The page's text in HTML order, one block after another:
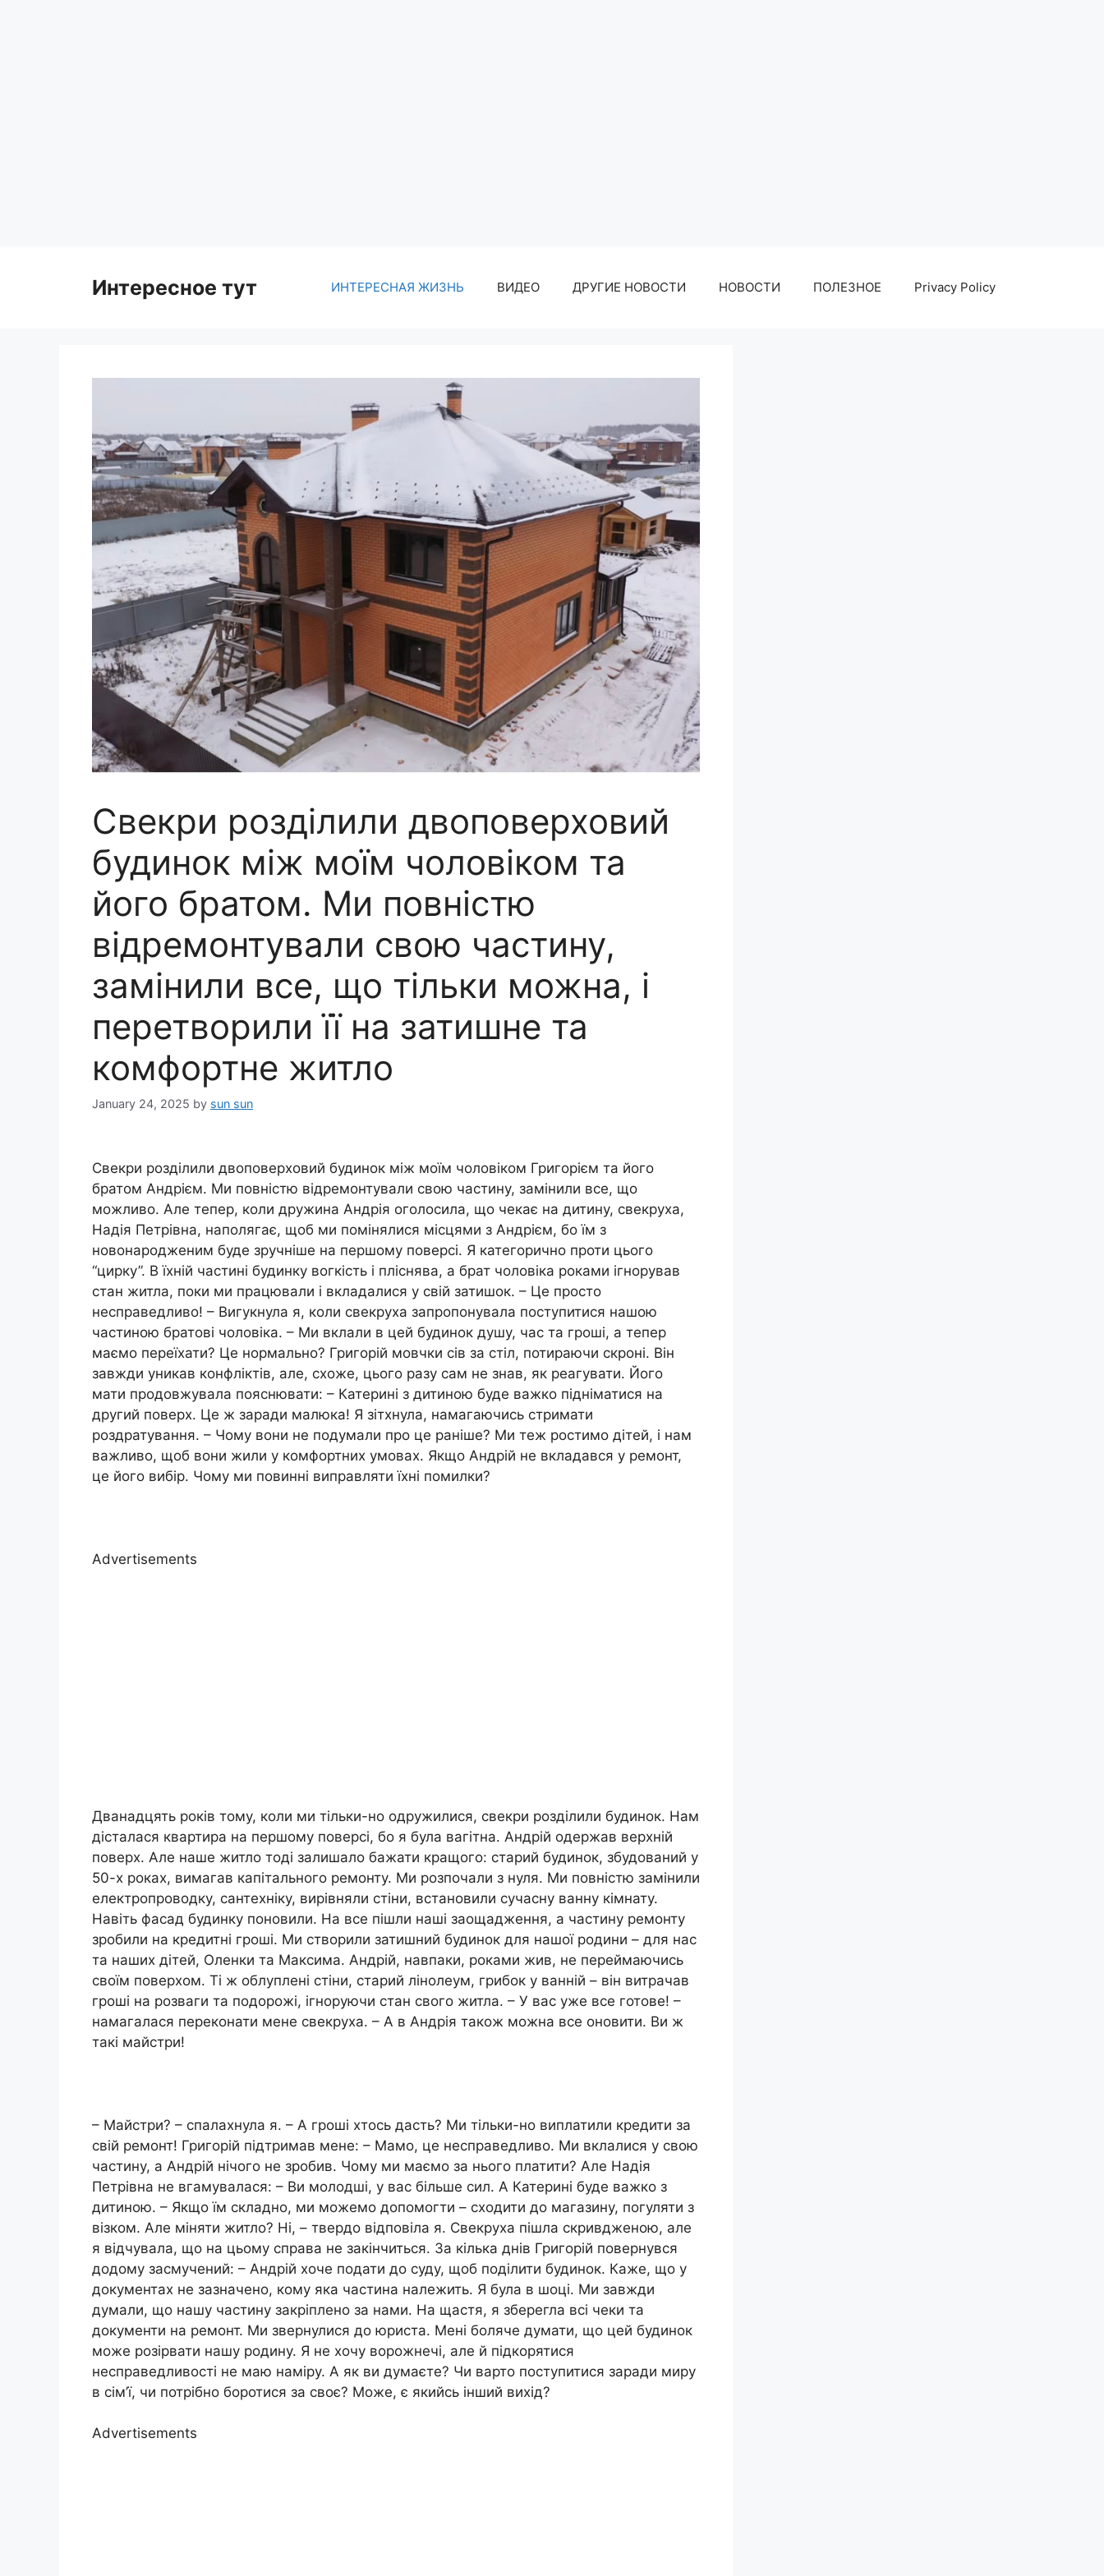
Интересное тут ИНТЕРЕСНАЯ ЖИЗНЬ ВИДЕО ДРУГИЕ НОВОСТИ НОВОСТИ ПОЛЕЗНОЕ Privacy Policy
Свекри розділили двоповерховий
будинок між моїм чоловіком та
його братом. Ми повністю
відремонтували свою частину,
замінили все, що тільки можна, і
перетворили її на затишне та
комфортне житло
January 24, 2025 by sun sun
Свекри розділили двоповерховий будинок між моїм чоловіком Григорієм та його
братом Андрієм. Ми повністю відремонтували свою частину, замінили все, що
можливо. Але тепер, коли дружина Андрія оголосила, що чекає на дитину, свекруха,
Надія Петрівна, наполягає, щоб ми помінялися місцями з Андрієм, бо їм з
новонародженим буде зручніше на першому поверсі. Я категорично проти цього
“цирку”. В їхній частині будинку вогкість і пліснява, а брат чоловіка роками ігнорував
стан житла, поки ми працювали і вкладалися у свій затишок. – Це просто
несправедливо! – Вигукнула я, коли свекруха запропонувала поступитися нашою
частиною братові чоловіка. – Ми вклали в цей будинок душу, час та гроші, а тепер
маємо переїхати? Це нормально? Григорій мовчки сів за стіл, потираючи скроні. Він
завжди уникав конфліктів, але, схоже, цього разу сам не знав, як реагувати. Його
мати продовжувала пояснювати: – Катерині з дитиною буде важко підніматися на
другий поверх. Це ж заради малюка! Я зітхнула, намагаючись стримати
роздратування. – Чому вони не подумали про це раніше? Ми теж ростимо дітей, і нам
важливо, щоб вони жили у комфортних умовах. Якщо Андрій не вкладався у ремонт,
це його вибір. Чому ми повинні виправляти їхні помилки?
Advertisements
Дванадцять років тому, коли ми тільки-но одружилися, свекри розділили будинок. Нам
дісталася квартира на першому поверсі, бо я була вагітна. Андрій одержав верхній
поверх. Але наше житло тоді залишало бажати кращого: старий будинок, збудований у
50-х роках, вимагав капітального ремонту. Ми розпочали з нуля. Ми повністю замінили
електропроводку, сантехніку, вирівняли стіни, встановили сучасну ванну кімнату.
Навіть фасад будинку поновили. На все пішли наші заощадження, а частину ремонту
зробили на кредитні гроші. Ми створили затишний будинок для нашої родини – для нас
та наших дітей, Оленки та Максима. Андрій, навпаки, роками жив, не переймаючись
своїм поверхом. Ті ж облуплені стіни, старий лінолеум, грибок у ванній – він витрачав
гроші на розваги та подорожі, ігноруючи стан свого житла. – У вас уже все готове! –
намагалася переконати мене свекруха. – А в Андрія також можна все оновити. Ви ж
такі майстри!
– Майстри? – спалахнула я. – А гроші хтось дасть? Ми тільки-но виплатили кредити за
свій ремонт! Григорій підтримав мене: – Мамо, це несправедливо. Ми вклалися у свою
частину, а Андрій нічого не зробив. Чому ми маємо за нього платити? Але Надія
Петрівна не вгамувалася: – Ви молодші, у вас більше сил. А Катерині буде важко з
дитиною. – Якщо їм складно, ми можемо допомогти – сходити до магазину, погуляти з
візком. Але міняти житло? Ні, – твердо відповіла я. Свекруха пішла скривдженою, але
я відчувала, що на цьому справа не закінчиться. За кілька днів Григорій повернувся
додому засмучений: – Андрій хоче подати до суду, щоб поділити будинок. Каже, що у
документах не зазначено, кому яка частина належить. Я була в шоці. Ми завжди
думали, що нашу частину закріплено за нами. На щастя, я зберегла всі чеки та
документи на ремонт. Ми звернулися до юриста. Мені боляче думати, що цей будинок
може розірвати нашу родину. Я не хочу ворожнечі, але й підкорятися
несправедливості не маю наміру. А як ви думаєте? Чи варто поступитися заради миру
в сім’ї, чи потрібно боротися за своє? Може, є якийсь інший вихід?
Advertisements